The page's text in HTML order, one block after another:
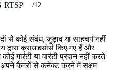
RTSP /12
से कोई संबंध, जुड़ाव या साहचर्य नहीं
क्राउडसोर्स किए गए हैं और
गारंटी या वारंटी प्रदान नहीं करते
कैमरों से कनेक्ट करने में सक्षम